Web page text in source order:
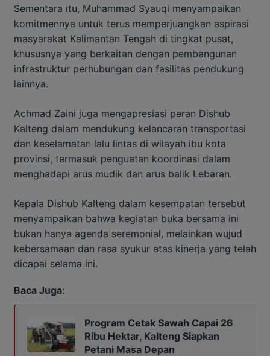
Sementara itu, Muhammad Syauqi menyampaikan
komitmennya untuk terus memperjuangkan aspirasi
masyarakat Kalimantan Tengah di tingkat pusat,
khususnya yang berkaitan dengan pembangunan
infrastruktur perhubungan dan fasilitas pendukung
lainnya.
Achmad Zaini juga mengapresiasi peran Dishub
Kalteng dalam mendukung kelancaran transportasi
dan keselamatan lalu lintas di wilayah ibu kota
provinsi, termasuk penguatan koordinasi dalam
menghadapi arus mudik dan arus balik Lebaran.
Kepala Dishub Kalteng dalam kesempatan tersebut
menyampaikan bahwa kegiatan buka bersama ini
bukan hanya agenda seremonial, melainkan wujud
kebersamaan dan rasa syukur atas kinerja yang telah
dicapai selama ini.
Baca Juga:
Program Cetak Sawah Capai 26
Ribu Hektar, Kalteng Siapkan
Petani Masa Depan